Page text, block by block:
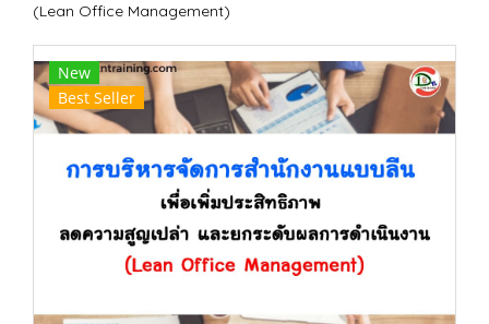
(Lean Office Management)
New
Best Seller